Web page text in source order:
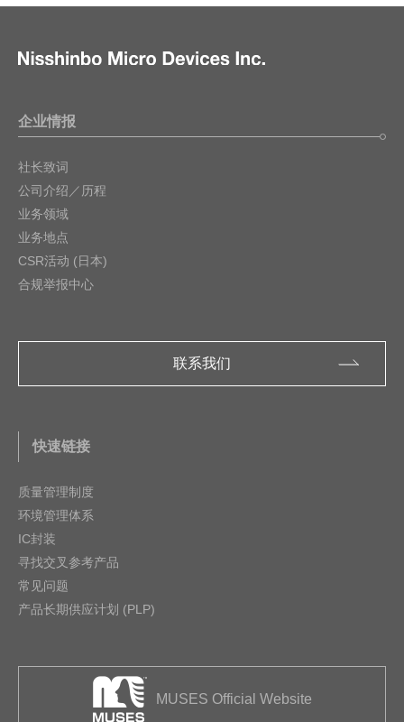
企业情报
社长致词
公司介绍／历程
业务领域
业务地点
CSR活动 (日本)
合规举报中心
联系我们
快速链接
质量管理制度
环境管理体系
IC封装
寻找交叉参考产品
常见问题
产品长期供应计划 (PLP)
MUSES Official Website